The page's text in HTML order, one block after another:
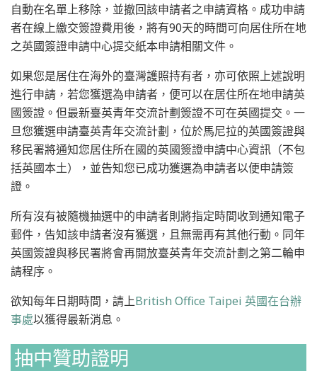
自動在名單上移除，並撤回該申請者之申請資格。成功申請
者在線上繳交簽證費用後，將有90天的時間可向居住所在地
之英國簽證申請中心提交紙本申請相關文件。
如果您是居住在海外的臺灣護照持有者，亦可依照上述說明
進行申請，若您獲選為申請者，便可以在居住所在地申請英
國簽證。但最新臺英青年交流計劃簽證不可在英國提交。一
旦您獲選申請臺英青年交流計劃，位於馬尼拉的英國簽證與
移民署將通知您居住所在國的英國簽證申請中心資訊（不包
括英國本土），並告知您已成功獲選為申請者以便申請簽
證。
所有沒有被隨機抽選中的申請者則將指定時間收到通知電子
郵件，告知該申請者沒有獲選，且無需再有其他行動。同年
英國簽證與移民署將會再開放臺英青年交流計劃之第二輪申
請程序。
欲知每年日期時間，請上British Office Taipei 英國在台辦
事處以獲得最新消息。
抽中贊助證明